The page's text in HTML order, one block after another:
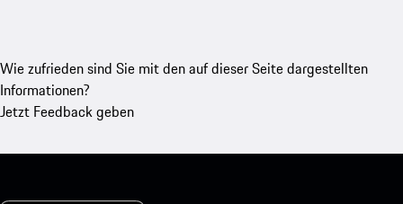
Wie zufrieden sind Sie mit den auf dieser Seite dargestellten
Informationen?
Jetzt Feedback geben